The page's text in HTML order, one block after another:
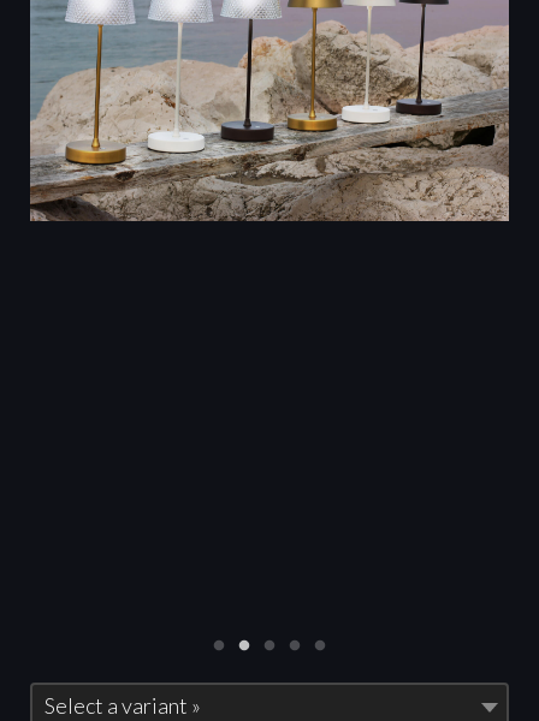
Select a variant »